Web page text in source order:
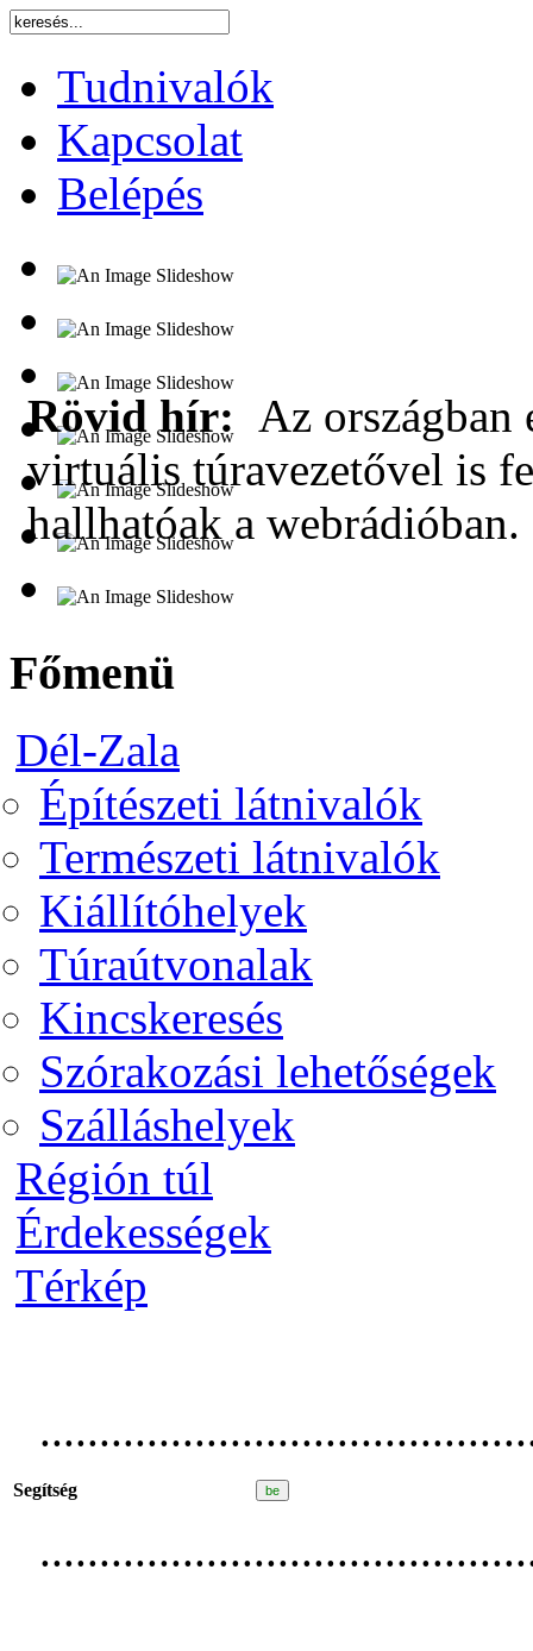
Tudnivalók
Kapcsolat
Belépés
Rövid hír: Az
virtuális túravezetővel is
hallhatóak a webrádióban.
Főmenü
Dél-Zala
Építészeti látnivalók
Természeti látnivalók
Kiállítóhelyek
Túraútvonalak
Kincskeresés
Szórakozási lehetőségek
Szálláshelyek
Régión túl
Érdekességek
Térkép
Segítség